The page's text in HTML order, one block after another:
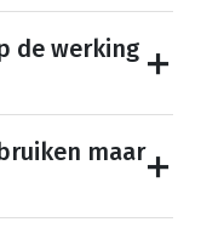
de werking
maar